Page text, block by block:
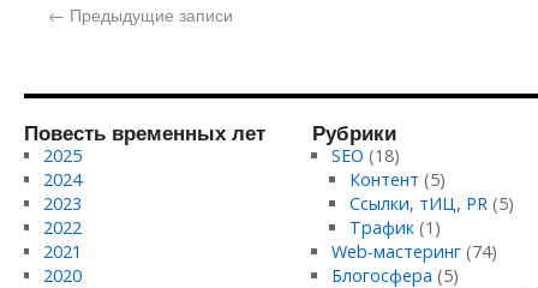
← Предыдущие записи
Повесть временных лет
2025
2024
2023
2022
2021
2020
Рубрики
SEO (18)
Контент (5)
Ссылки, тИЦ, PR (5)
Трафик (1)
Web-мастеринг(74)
Блогосфера (5)